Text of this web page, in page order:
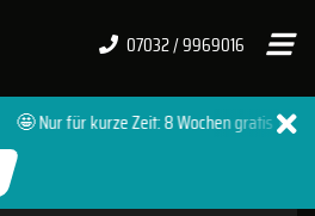
07032 / 9969016
🤩 Nur für kurze Zeit: 8 Wochen gratis 🔥 +